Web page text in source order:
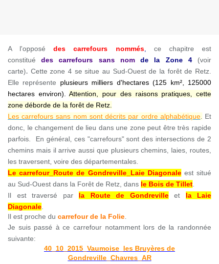
A l'opposédes carrefours nommés,
ce chapitre est
constitué
des carrefours sans nom de la Zone 4
(voir
carte). Cette zone 4 se situe au Sud-Ouest de la forêt de Retz.
Elle représente plusieurs milliers d'hectares (125 km², 125000
hectares environ).Attention, pour des raisons pratiques, cette
zone déborde de la forêt de Retz.
Les carrefours sans nom sont décrits par ordre alphabétique.
Et
donc, le changement de lieu dans une zone peut être très rapide
parfois. En général, ces "carrefours" sont des intersections de 2
chemins mais il arrive aussi que plusieurs chemins, laies, routes,
les traversent, voire des départementales.
Le carrefour_Route de Gondreville_Laie Diagonaleest situé
au Sud-Ouest dans la Forêt de Retz, dans le Bois de Tillet
Il est traversé par la Route de Gondrevilleet la Laie
Diagonale
Il est proche du carrefour de la Folie
Je suis passé à ce carrefour notamment lors de la randonnée
suivante:
40_10_2015_Vaumoise_les Bruyères de
Gondreville_Chavres_AR